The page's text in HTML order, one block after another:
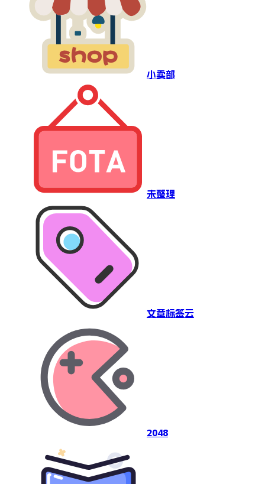
小卖部
未整理
文章标签云
2048